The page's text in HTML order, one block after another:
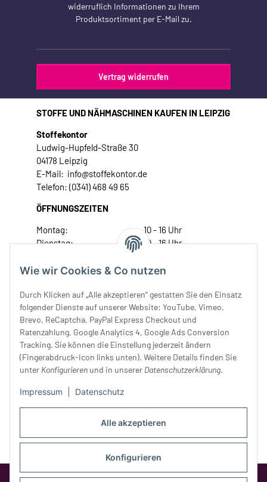
Alle akzeptieren
Konfigurieren
Wie wir Cookies & Co nutzen
Durch Klicken auf „Alle akzeptieren“ gestatten Sie den Einsatz
folgender Dienste auf unserer Website: YouTube, Vimeo,
Brevo, ReCaptcha, PayPal Express Checkout und
Ratenzahlung, Google Analytics 4, Google Ads Conversion
Tracking. Sie können die Einstellung jederzeit ändern
(Fingerabdruck-Icon links unten). Weitere Details finden Sie
unter Konfigurieren und in unserer Datenschutzerklärung.
Impressum Datenschutz
widerruflich Informationen zu Ihrem
Produktsortiment per E-Mail zu.
Vertrag widerrufen
STOFFE UND NÄHMASCHINEN KAUFEN IN LEIPZIG
Stoffekontor
Ludwig-Hupfeld-Straße 30
04178 Leipzig
E-Mail: info@stoffekontor.de
Telefon: (0341) 468 49 65
ÖFFNUNGSZEITEN
Montag:
10 - 16 Uhr
Dienstag:
10 - 16 Uhr
Donnerstag:
10 - 18 Uhr
Samstag:
10 - 14 Uhr
Unser Service
Rechtliches
Google Analytics deaktivierenStatus: